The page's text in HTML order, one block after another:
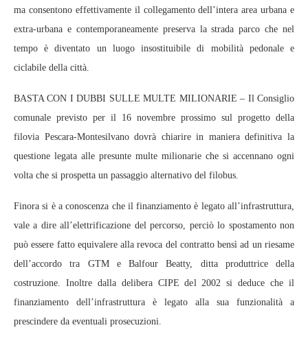
ma consentono effettivamente il collegamento dell’intera area urbana e
extra-urbana e contemporaneamente preserva la strada parco che nel
tempo è diventato un luogo insostituibile di mobilità pedonale e
ciclabile della città.
BASTA CON I DUBBI SULLE MULTE MILIONARIE – Il Consiglio
comunale previsto per il 16 novembre prossimo sul progetto della
filovia Pescara-Montesilvano dovrà chiarire in maniera definitiva la
questione legata alle presunte multe milionarie che si accennano ogni
volta che si prospetta un passaggio alternativo del filobus.
Finora si è a conoscenza che il finanziamento è legato all’infrastruttura,
vale a dire all’elettrificazione del percorso, perciò lo spostamento non
può essere fatto equivalere alla revoca del contratto bensì ad un riesame
dell’accordo tra GTM e Balfour Beatty, ditta produttrice della
costruzione. Inoltre dalla delibera CIPE del 2002 si deduce che il
finanziamento dell’infrastruttura è legato alla sua funzionalità a
prescindere da eventuali prosecuzioni.